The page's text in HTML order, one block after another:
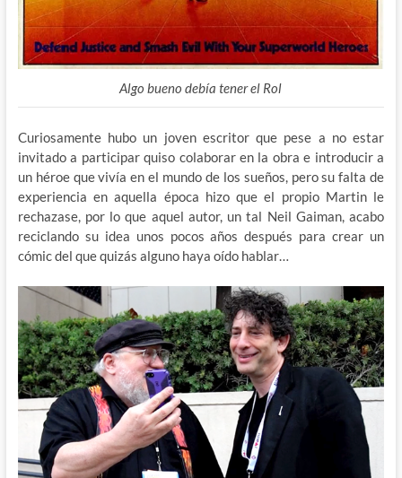
Algo bueno debía tener el Rol
Curiosamente hubo un joven escritor que pese a no estar
invitado a participar quiso colaborar en la obra e introducir a
un héroe que vivía en el mundo de los sueños, pero su falta de
experiencia en aquella época hizo que el propio Martin le
rechazase, por lo que aquel autor, un tal Neil Gaiman, acabo
reciclando su idea unos pocos años después para crear un
cómic del que quizás alguno haya oído hablar…